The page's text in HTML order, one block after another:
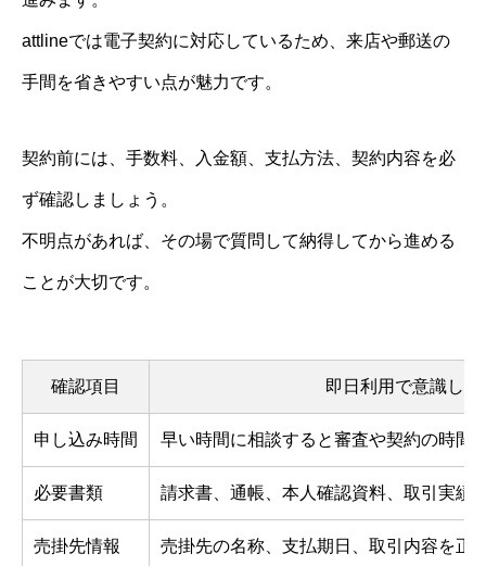
attlineでは電子契約に対応しているため、来店や郵送の
手間を省きやすい点が魅力です。
契約前には、手数料、入金額、支払方法、契約内容を必
ず確認しましょう。
不明点があれば、その場で質問して納得してから進める
ことが大切です。
確認項目 即日利用で意識し
申し込み時間 早い時間に相談すると審査や契約の時間
必要書類 請求書、通帳、本人確認資料、取引実績
売掛先情報 売掛先の名称、支払期日、取引内容を正